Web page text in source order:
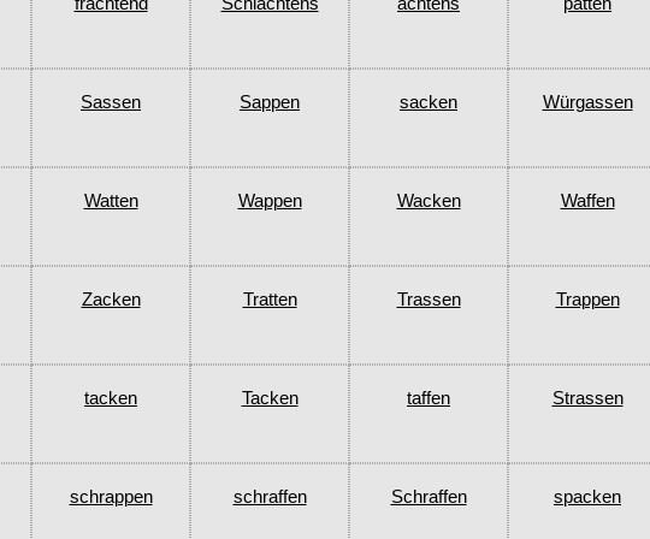
Sassen Sappen sacken Würgassen
Watten Wappen Wacken Waffen
Zacken Tratten Trassen Trappen
tacken Tacken taffen Strassen
schrappen schraffen Schraffen spacken